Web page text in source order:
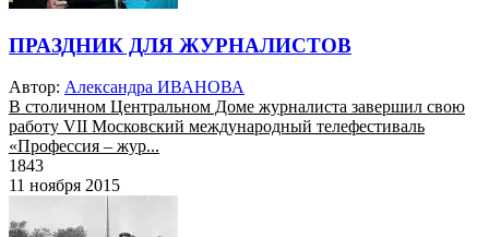
ПРАЗДНИК ДЛЯ ЖУРНАЛИСТОВ
Автор: Александра ИВАНОВА
В столичном Центральном Доме журналиста завершил свою
работу VII Московский международный телефестиваль
«Профессия – жур...
1843
11 ноября 2015